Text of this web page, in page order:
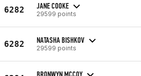
6282 JANE COOKE
29599 points
6282 NATASHA BISHKOV
29599 points
BRONWYN MCCOY